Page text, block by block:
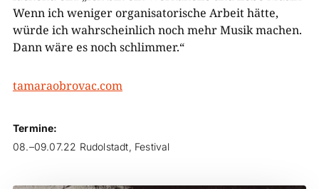
Wenn ich weniger organisatorische Arbeit hätte,
würde ich wahrscheinlich noch mehr Musik machen.
Dann wäre es noch schlimmer.“
tamaraobrovac.com
Termine:
08.–09.07.22 Rudolstadt, Festival